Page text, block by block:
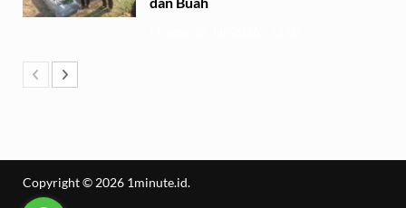
Copyright © 2026 1minute.id.